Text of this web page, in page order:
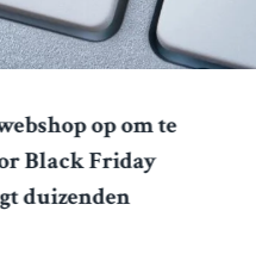
op om te
Black Friday
duizenden